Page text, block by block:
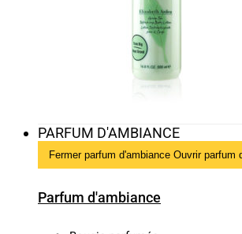
PARFUM D'AMBIANCE
Fermer parfum d'ambiance Ouvrir parfum
Parfum d'ambiance